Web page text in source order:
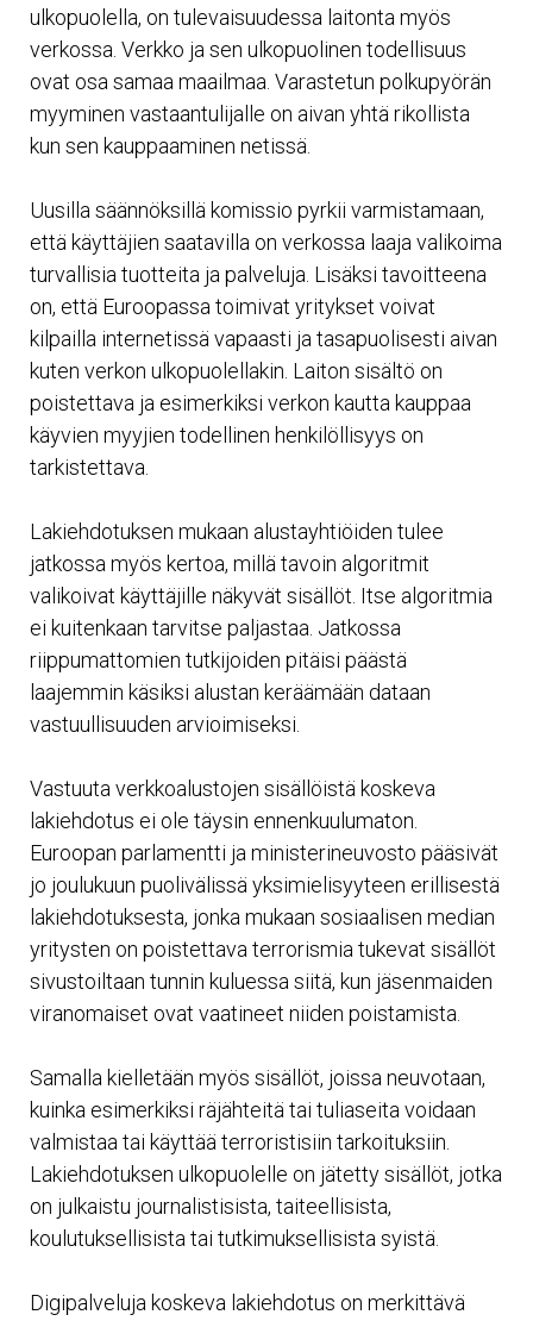
ulkopuolella, on tulevaisuudessa laitonta myös
verkossa. Verkko ja sen ulkopuolinen todellisuus
ovat osa samaa maailmaa. Varastetun polkupyörän
myyminen vastaantulijalle on aivan yhtä rikollista
kun sen kauppaaminen netissä.
Uusilla säännöksillä komissio pyrkii varmistamaan,
että käyttäjien saatavilla on verkossa laaja valikoima
turvallisia tuotteita ja palveluja. Lisäksi tavoitteena
on, että Euroopassa toimivat yritykset voivat
kilpailla internetissä vapaasti ja tasapuolisesti aivan
kuten verkon ulkopuolellakin. Laiton sisältö on
poistettava ja esimerkiksi verkon kautta kauppaa
käyvien myyjien todellinen henkilöllisyys on
tarkistettava.
Lakiehdotuksen mukaan alustayhtiöiden tulee
jatkossa myös kertoa, millä tavoin algoritmit
valikoivat käyttäjille näkyvät sisällöt. Itse algoritmia
ei kuitenkaan tarvitse paljastaa. Jatkossa
riippumattomien tutkijoiden pitäisi päästä
laajemmin käsiksi alustan keräämään dataan
vastuullisuuden arvioimiseksi.
Vastuuta verkkoalustojen sisällöistä koskeva
lakiehdotus ei ole täysin ennenkuulumaton.
Euroopan parlamentti ja ministerineuvosto pääsivät
jo joulukuun puolivälissä yksimielisyyteen erillisestä
lakiehdotuksesta, jonka mukaan sosiaalisen median
yritysten on poistettava terrorismia tukevat sisällöt
sivustoiltaan tunnin kuluessa siitä, kun jäsenmaiden
viranomaiset ovat vaatineet niiden poistamista.
Samalla kielletään myös sisällöt, joissa neuvotaan,
kuinka esimerkiksi räjähteitä tai tuliaseita voidaan
valmistaa tai käyttää terroristisiin tarkoituksiin.
Lakiehdotuksen ulkopuolelle on jätetty sisällöt, jotka
on julkaistu journalistisista, taiteellisista,
koulutuksellisista tai tutkimuksellisista syistä.
Digipalveluja koskeva lakiehdotus on merkittävä